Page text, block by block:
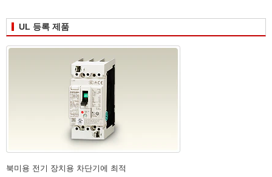
UL 등록 제품
북미용 전기 장치용 차단기에 최적